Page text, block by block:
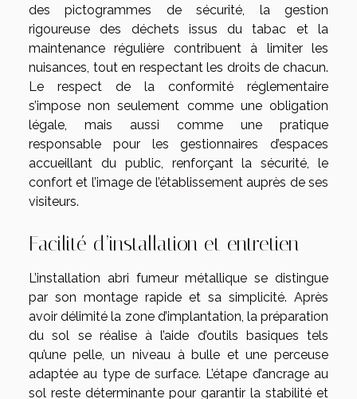
des pictogrammes de sécurité, la gestion
rigoureuse des déchets issus du tabac et la
maintenance régulière contribuent à limiter les
nuisances, tout en respectant les droits de chacun.
Le respect de la conformité réglementaire
s’impose non seulement comme une obligation
légale, mais aussi comme une pratique
responsable pour les gestionnaires d’espaces
accueillant du public, renforçant la sécurité, le
confort et l’image de l’établissement auprès de ses
visiteurs.
Facilité d’installation et entretien
L’installation abri fumeur métallique se distingue
par son montage rapide et sa simplicité. Après
avoir délimité la zone d’implantation, la préparation
du sol se réalise à l’aide d’outils basiques tels
qu’une pelle, un niveau à bulle et une perceuse
adaptée au type de surface. L’étape d’ancrage au
sol reste déterminante pour garantir la stabilité et